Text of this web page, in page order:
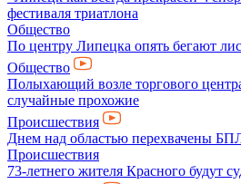
фестиваля триатлона
Общество
По центру Липецка опять бегают
Общество
Полыхающий возле торгового
случайные прохожие
Происшествия
Днем над областью перехвачены
Происшествия
73-летнего жителя Красного будут